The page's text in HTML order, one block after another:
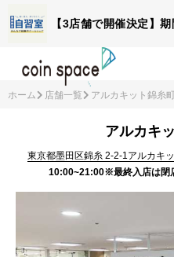
ホーム 店舗一覧 アルカキット錦糸
アルカキ
東京都墨田区錦糸 2-2-1アルカキ
10:00~21:00※最終入店は閉